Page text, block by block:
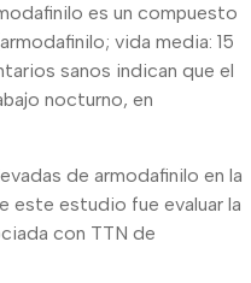
es un compuesto
vida media: 15
sanos indican que el
nocturno, en
de armodafinilo en la
este estudio fue evaluar la
con TTN de